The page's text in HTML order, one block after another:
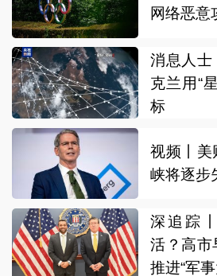
网络恶意
消息人士
克兰用“
标
视频丨美
峡将逐步
深追踪
活？高市
推进“军